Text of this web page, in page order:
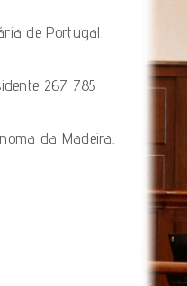
de Portugal
267 785
da Madeira.